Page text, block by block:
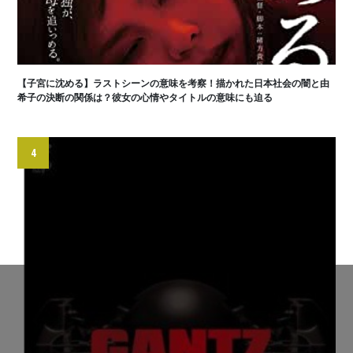
【子宮に沈める】ラストシーンの意味を考察！描かれた日本社会の闇と由
希子の決断の関係は？彼女の心情やタイトルの意味にも迫る
4